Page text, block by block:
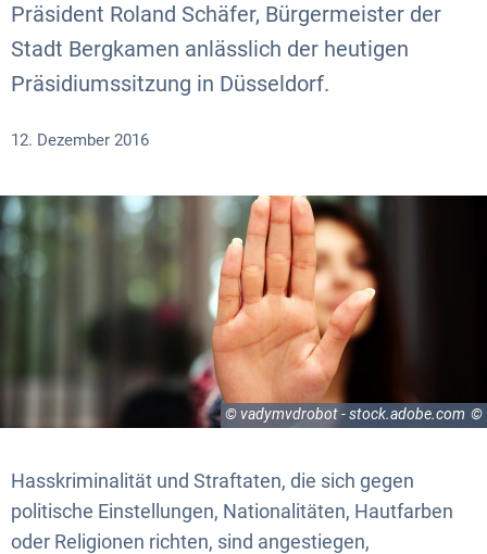
Präsident Roland Schäfer, Bürgermeister der
Stadt Bergkamen anlässlich der heutigen
Präsidiumssitzung in Düsseldorf.
12. Dezember 2016
© vadymvdrobot - stock.adobe.com
Hasskriminalität und Straftaten, die sich gegen
politische Einstellungen, Nationalitäten, Hautfarben
oder Religionen richten, sind angestiegen,